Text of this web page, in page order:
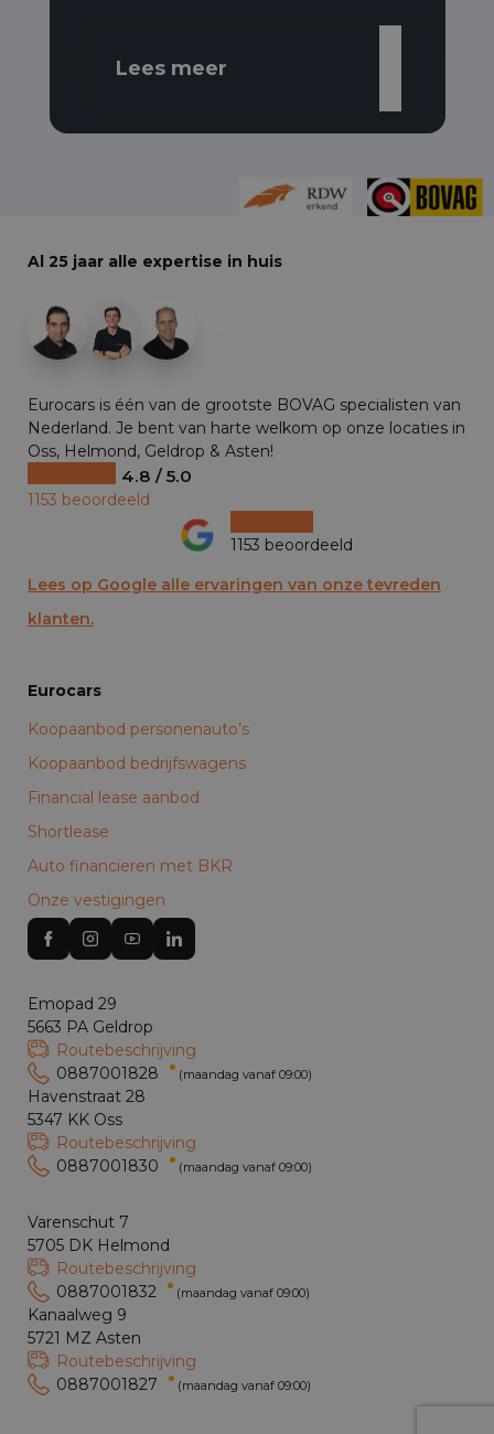
Lees meer
Al 25 jaar alle expertise in huis
Eurocars is één van de grootste BOVAG specialisten van
Nederland. Je bent van harte welkom op onze locaties in
Oss, Helmond, Geldrop & Asten!
4.8 / 5.0
1153 beoordeeld
1153 beoordeeld
Lees op Google alle ervaringen van onze tevreden
klanten.
Eurocars
Koopaanbod personenauto’s
Koopaanbod bedrijfswagens
Financial lease aanbod
Shortlease
Auto financieren met BKR
Onze vestigingen
Emopad 29
5663 PA Geldrop
Routebeschrijving
0887001828
(maandag vanaf 09:00)
Havenstraat 28
5347 KK Oss
Routebeschrijving
0887001830
(maandag vanaf 09:00)
Varenschut 7
5705 DK Helmond
Routebeschrijving
0887001832
(maandag vanaf 09:00)
Kanaalweg 9
5721 MZ Asten
Routebeschrijving
0887001827
(maandag vanaf 09:00)